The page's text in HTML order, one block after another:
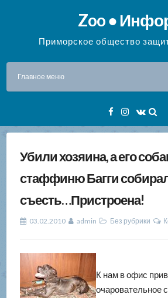
содержимому
Zoo ●
Приморское общество
Главное меню
Facebook
Instagram
VK
Убили хозяина, а его
стаффиню Багги
съесть…Пристроена!
03.02.2010 admin Без рубрики
К нам в офис
очаровательное